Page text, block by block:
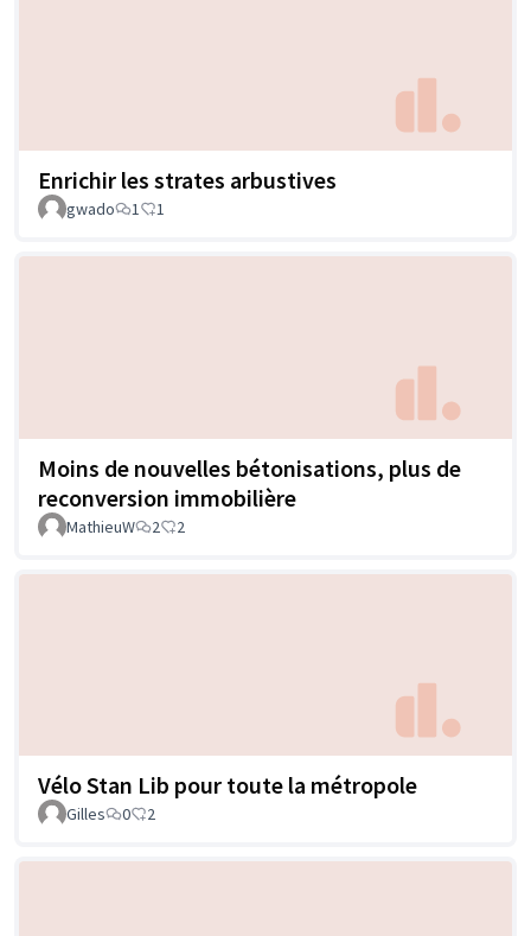
Enrichir les strates arbustives
gwado 1 1
Moins de nouvelles bétonisations, plus de
reconversion immobilière
MathieuW 2 2
Vélo Stan Lib pour toute la métropole
Gilles 0 2